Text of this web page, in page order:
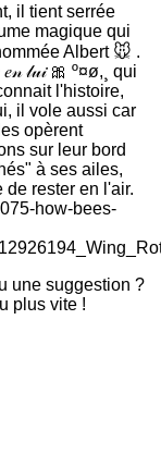
il tient serrée
magique qui
Albert 🐭 .
𝑒𝓃 𝓁𝓊𝒾 🎀 º¤ø,¸ qui
l'histoire,
il vole aussi car
opèrent
sur leur bord
à ses ailes,
rester en l'air.
how-bees-
une suggestion ?
plus vite !